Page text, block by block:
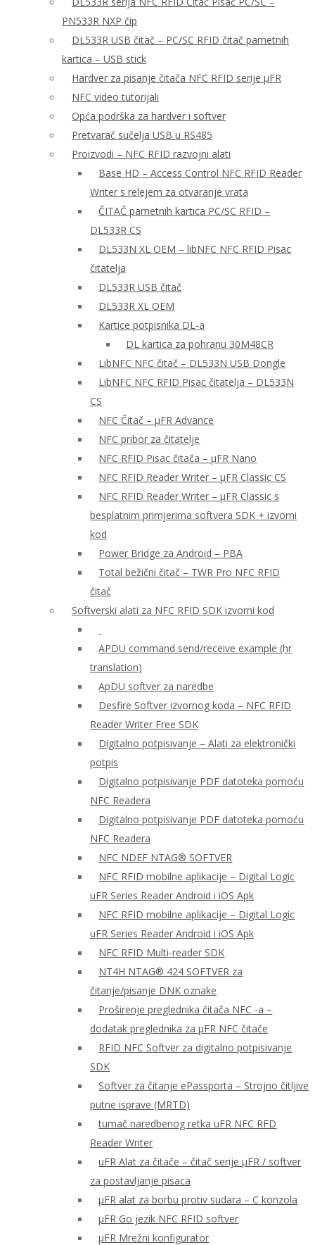
PN533R NXP čip
DL533R USB čitač – PC/SC RFID čitač pametnih
kartica – USB stick
Hardver za pisanje čitača NFC RFID serije μFR
NFC video tutorijali
Opća podrška za hardver i softver
Pretvarač sučelja USB u RS485
Proizvodi – NFC RFID razvojni alati
Base HD – Access Control NFC RFID Reader
Writer s relejem za otvaranje vrata
ČITAČ pametnih kartica PC/SC RFID –
DL533R CS
DL533N XL OEM – libNFC NFC RFID Pisac
čitatelja
DL533R USB čitač
DL533R XL OEM
Kartice potpisnika DL-a
DL kartica za pohranu 30M48CR
LibNFC NFC čitač – DL533N USB Dongle
LibNFC NFC RFID Pisac čitatelja – DL533N
CS
NFC Čitač – μFR Advance
NFC pribor za čitatelje
NFC RFID Pisac čitača – μFR Nano
NFC RFID Reader Writer – μFR Classic CS
NFC RFID Reader Writer – μFR Classic s
besplatnim primjerima softvera SDK + izvorni
kod
Power Bridge za Android – PBA
Total bežični čitač – TWR Pro NFC RFID
čitač
Softverski alati za NFC RFID SDK izvorni kod
APDU command send/receive example (hr
translation)
ApDU softver za naredbe
Desfire Softver izvornog koda – NFC RFID
Reader Writer Free SDK
Digitalno potpisivanje – Alati za elektronički
potpis
Digitalno potpisivanje PDF datoteka pomoću
NFC Readera
Digitalno potpisivanje PDF datoteka pomoću
NFC Readera
NFC NDEF NTAG® SOFTVER
NFC RFID mobilne aplikacije – Digital Logic
uFR Series Reader Android i iOS Apk
NFC RFID mobilne aplikacije – Digital Logic
uFR Series Reader Android i iOS Apk
NFC RFID Multi-reader SDK
NT4H NTAG® 424 SOFTVER za
čitanje/pisanje DNK oznake
Proširenje preglednika čitača NFC -a –
dodatak preglednika za μFR NFC čitače
RFID NFC Softver za digitalno potpisivanje
SDK
Softver za čitanje ePassporta – Strojno čitljive
putne isprave (MRTD)
tumač naredbenog retka uFR NFC RFD
Reader Writer
uFR Alat za čitače – čitač serije μFR / softver
za postavljanje pisaca
μFR alat za borbu protiv sudara – C konzola
μFR Go jezik NFC RFID softver
μFR Mrežni konfigurator